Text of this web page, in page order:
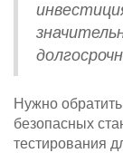
Нужно
безопасных
тестирования